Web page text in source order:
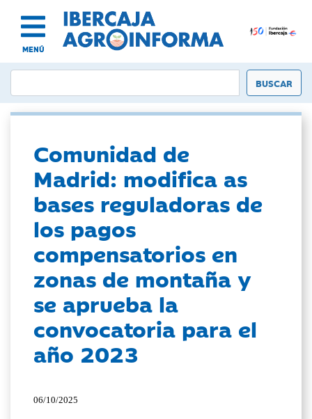
MENÚ
Comunidad de
Madrid: modifica as
bases reguladoras de
los pagos
compensatorios en
zonas de montaña y
se aprueba la
convocatoria para el
año 2023
06/10/2025